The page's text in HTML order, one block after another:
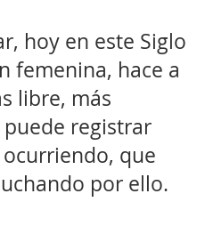
hoy en este Siglo
femenina, hace a
libre, más
registrar
que
por ello.